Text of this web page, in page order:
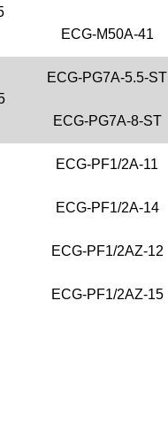
ECG-M50A-41
ECG-PG7A-5.5-ST
ECG-PG7A-8-ST
ECG-PF1/2A-11
ECG-PF1/2A-14
ECG-PF1/2AZ-12
ECG-PF1/2AZ-15